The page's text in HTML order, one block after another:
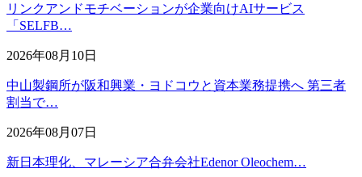
リンクアンドモチベーションが企業向けAIサービス
「SELFB…
2026年08月10日
中山製鋼所が阪和興業・ヨドコウと資本業務提携へ 第三者
割当で…
2026年08月07日
新日本理化、マレーシア合弁会社Edenor Oleochem…